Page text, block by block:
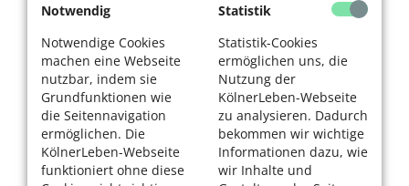
Notwendig
Notwendige Cookies
machen eine Webseite
nutzbar, indem sie
Grundfunktionen wie
die Seitennavigation
ermöglichen. Die
KölnerLeben-Webseite
funktioniert ohne diese
Statistik
Statistik-Cookies
ermöglichen uns, die
Nutzung der
KölnerLeben-Webseite
zu analysieren. Dadurch
bekommen wir wichtige
Informationen dazu, wie
wir Inhalte und